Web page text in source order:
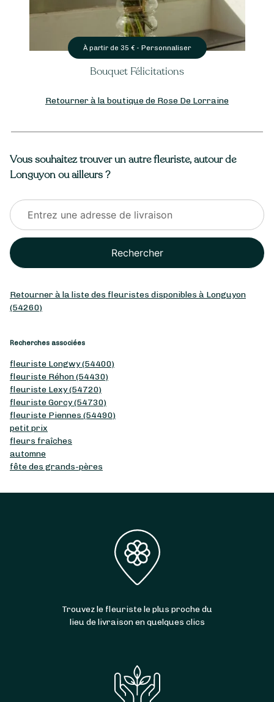
À partir de25€ -
Retourner à la boutique de Rose De Lorraine
Vous souhaitez trouver un autre fleuriste, autour de
Longuyon ou ailleurs ?
Rechercher
Retourner à la liste des fleuristes disponibles à Longuyon
(54260)
Recherches associées
fleuriste Longwy (54400)
fleuriste Réhon (54430)
fleuriste Lexy (54720)
fleuriste Gorcy (54730)
fleuriste Piennes (54490)
petit prix
fleurs fraîches
automne
fête des grands-pères
Trouvez le fleuriste le plus proche du
lieu de livraison en quelques clics